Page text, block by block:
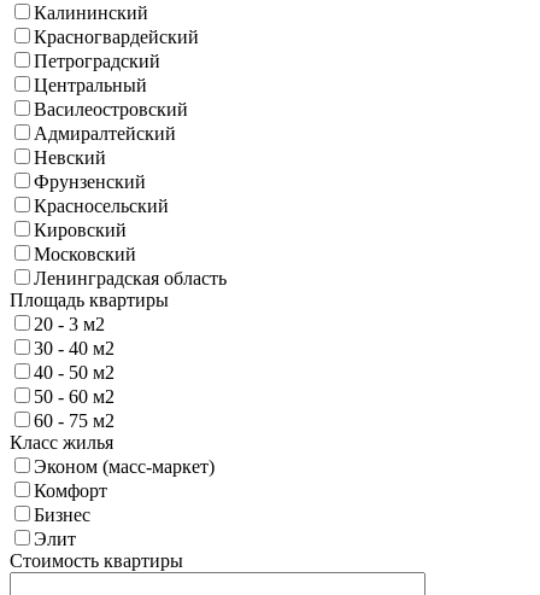
Калининский
Красногвардейский
Петроградский
Центральный
Василеостровский
Адмиралтейский
Невский
Фрунзенский
Красносельский
Кировский
Московский
Ленинградская область
Площадь квартиры
20 - 3 м2
30 - 40 м2
40 - 50 м2
50 - 60 м2
60 - 75 м2
Класс жилья
Эконом (масс-маркет)
Комфорт
Бизнес
Элит
Стоимость квартиры